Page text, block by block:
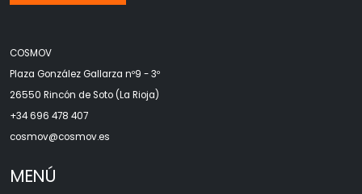
COSMOV
Plaza González Gallarza nº9 - 3º
26550 Rincón de Soto (La Rioja)
+34 696 478 407
cosmov@cosmov.es
MENÚ